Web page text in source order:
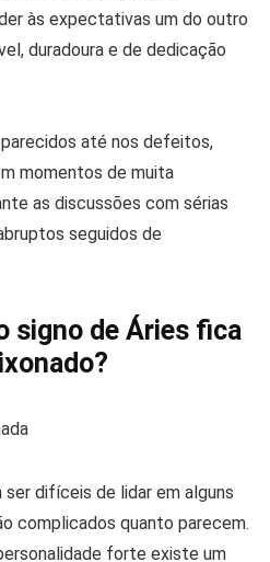
às expectativas um do outro
duradoura e de dedicação
até nos defeitos,
momentos de muita
as discussões com sérias
seguidos de
signo de Áries fica
difíceis de lidar em alguns
complicados quanto parecem.
forte existe um